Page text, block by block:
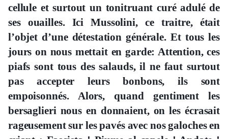
cellule et surtout un tonitruant curé adulé de
ses ouailles. Ici Mussolini, ce traitre, était
l’objet d’une détestation générale. Et tous les
jours on nous mettait en garde: Attention, ces
piafs sont tous des salauds, il ne faut surtout
pas accepter leurs bonbons, ils sont
empoisonnés. Alors, quand gentiment les
bersaglieri nous en donnaient, on les écrasait
rageusement sur les pavés avec nos galoches en